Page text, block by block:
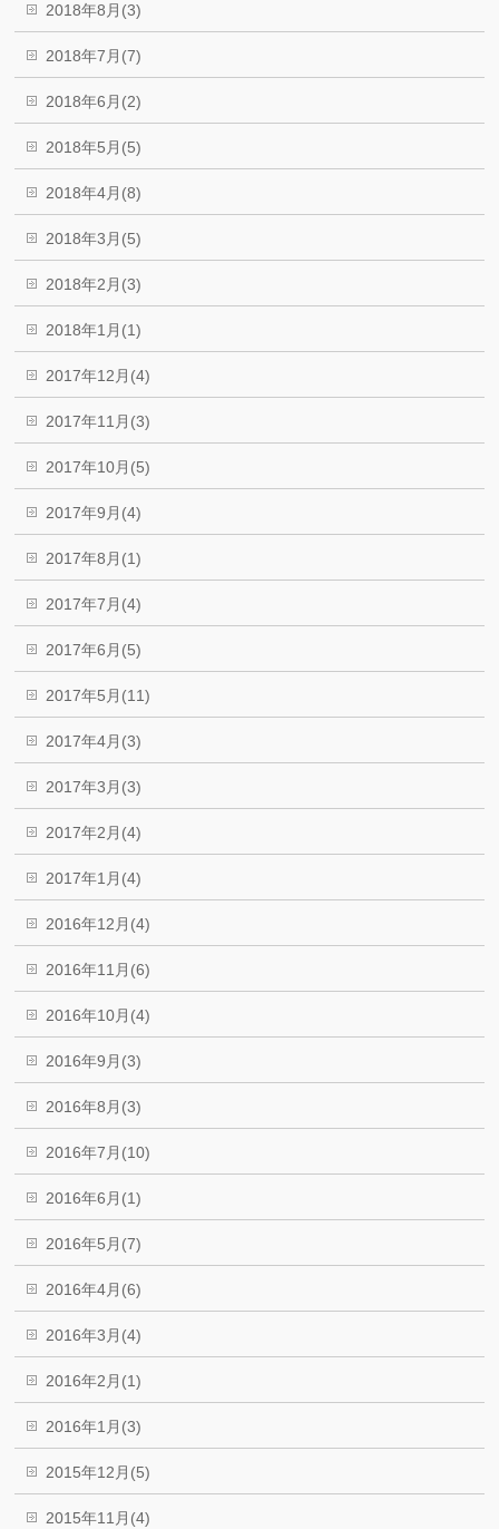
2018年8月(3)
2018年7月(7)
2018年6月(2)
2018年5月(5)
2018年4月(8)
2018年3月(5)
2018年2月(3)
2018年1月(1)
2017年12月(4)
2017年11月(3)
2017年10月(5)
2017年9月(4)
2017年8月(1)
2017年7月(4)
2017年6月(5)
2017年5月(11)
2017年4月(3)
2017年3月(3)
2017年2月(4)
2017年1月(4)
2016年12月(4)
2016年11月(6)
2016年10月(4)
2016年9月(3)
2016年8月(3)
2016年7月(10)
2016年6月(1)
2016年5月(7)
2016年4月(6)
2016年3月(4)
2016年2月(1)
2016年1月(3)
2015年12月(5)
2015年11月(4)